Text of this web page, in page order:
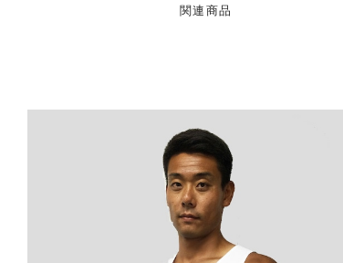
関連商品